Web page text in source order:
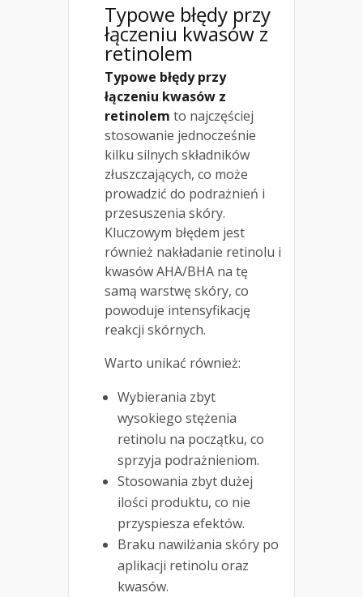
Typowe błędy przy
łączeniu kwasów z
retinolem
Typowe błędy przy
łączeniu kwasów z
retinolem to najczęściej
stosowanie jednocześnie
kilku silnych składników
złuszczających, co może
prowadzić do podrażnień i
przesuszenia skóry.
Kluczowym błędem jest
również nakładanie retinolu i
kwasów AHA/BHA na tę
samą warstwę skóry, co
powoduje intensyfikację
reakcji skórnych.
Warto unikać również:
Wybierania zbyt
wysokiego stężenia
retinolu na początku, co
sprzyja podrażnieniom.
Stosowania zbyt dużej
ilości produktu, co nie
przyspiesza efektów.
Braku nawilżania skóry po
aplikacji retinolu oraz
kwasów.